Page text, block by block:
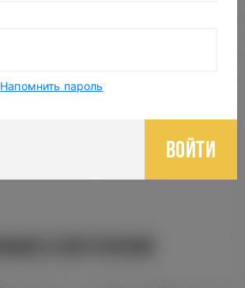
Напомнить пароль
Войти